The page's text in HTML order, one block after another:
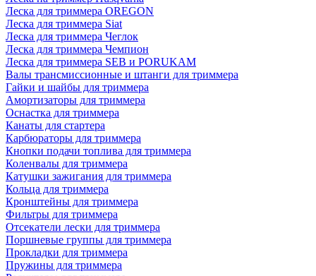
Леска для триммера OREGON
Леска для триммера Siat
Леска для триммера Чеглок
Леска для триммера Чемпион
Леска для триммера SEB и PORUKAM
Валы трансмиссионные и штанги для триммера
Гайки и шайбы для триммера
Амортизаторы для триммера
Оснастка для триммера
Канаты для стартера
Карбюраторы для триммера
Кнопки подачи топлива для триммера
Коленвалы для триммера
Катушки зажигания для триммера
Кольца для триммера
Кронштейны для триммера
Фильтры для триммера
Отсекатели лески для триммера
Поршневые группы для триммера
Прокладки для триммера
Пружины для триммера